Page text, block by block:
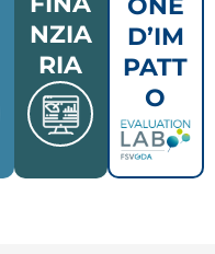
NZIA
RIA
D’IM
PATT
O